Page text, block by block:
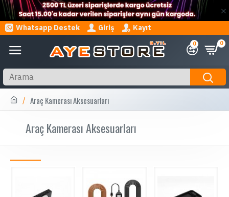
Whatsapp Destek Giriş Kayıt
0 0
Araç Kamerası Aksesuarları
Araç Kamerası Aksesuarları